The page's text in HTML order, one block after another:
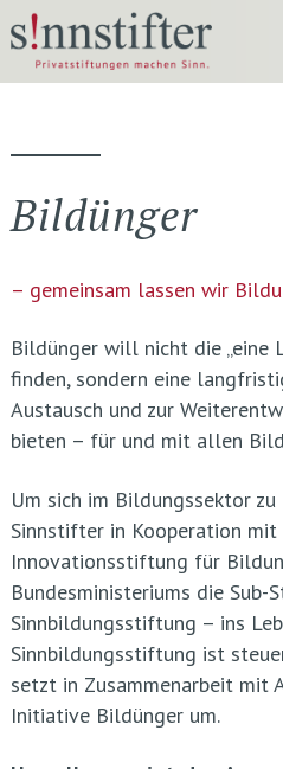
Bildünger
– gemeinsam lassen wir
Bildünger will nicht die „eine
finden, sondern eine
Austausch und zur
bieten – für und mit allen
Um sich im Bildungssektor
Sinnstifter in Kooperation mit
Innovationsstiftung für
Bundesministeriums die Sub-
Sinnbildungsstiftung – ins
Sinnbildungsstiftung ist
setzt in Zusammenarbeit mit
Initiative Bildünger um.